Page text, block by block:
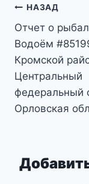
по
записям
НАЗАД
Отчет о
Водоём
Кромской
Центральный
федеральный
Орловская